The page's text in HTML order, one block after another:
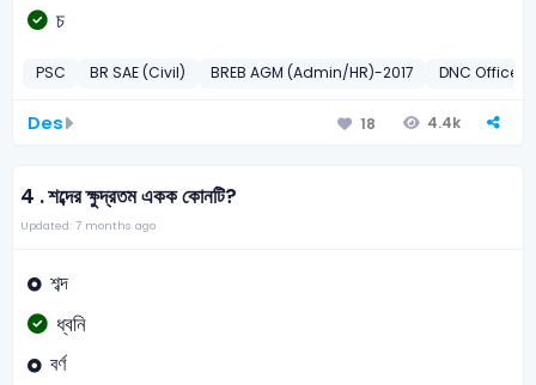
চ
PSC BR SAE (Civil) BREB AGM (Admin/HR)-2017 DNC Office
Des 18 4.4k
4 .শব্দের ক্ষুদ্রতম একক কোনটি?
Updated: 7 months ago
শব্দ
ধ্বনি
বর্ণ